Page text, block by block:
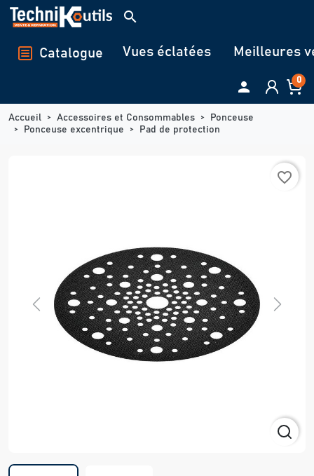
Panneau de gestion des cookies
search
Catalogue Vues éclatées Meilleures
 0
Accueil Accessoires et Consommables
Ponceuse
Ponceuse excentrique
Pad de protection
favorite_border
Previous Next